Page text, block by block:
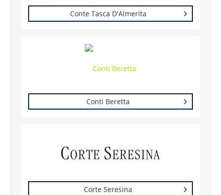
Conte Tasca D'Almerita
Conti Beretta
Corte Seresina